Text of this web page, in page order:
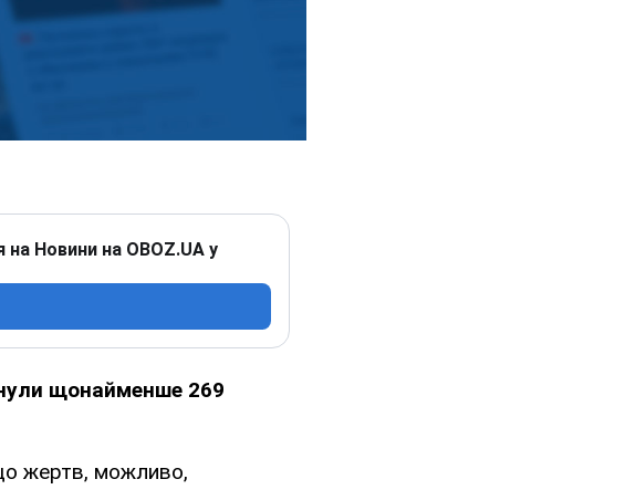
Новини на OBOZ.UA у
щонайменше 269
жертв, можливо,